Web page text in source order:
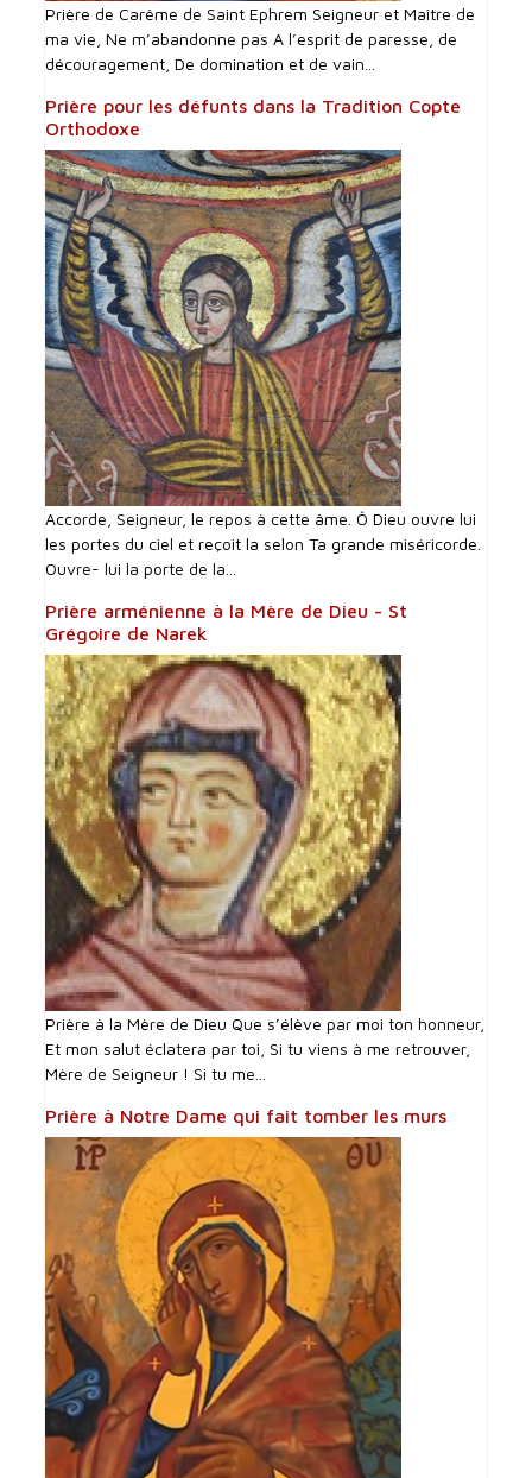
Prière de Carême de Saint Ephrem Seigneur et Maître de
ma vie, Ne m’abandonne pas A l’esprit de paresse, de
découragement, De domination et de vain...
Prière pour les défunts dans la Tradition Copte
Orthodoxe
Accorde, Seigneur, le repos à cette âme. Ô Dieu ouvre lui
les portes du ciel et reçoit la selon Ta grande miséricorde.
Ouvre- lui la porte de la...
Prière arménienne à la Mère de Dieu - St
Grégoire de Narek
Prière à la Mère de Dieu Que s’élève par moi ton honneur,
Et mon salut éclatera par toi, Si tu viens à me retrouver,
Mère de Seigneur ! Si tu me...
Prière à Notre Dame qui fait tomber les murs